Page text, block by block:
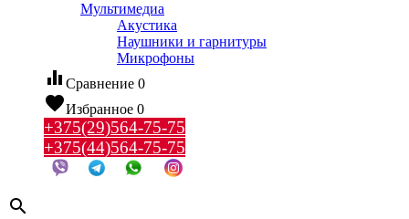
Мультимедиа
Акустика
Наушники и гарнитуры
Микрофоны
equalizer Сравнение 0
favoriteИзбранное 0
+375(29)564-75-75
+375(44)564-75-75
search